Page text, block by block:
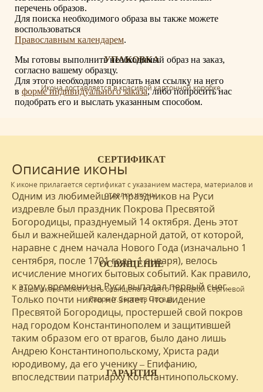
УПАКОВКА
Икона доставляется в красивой картонной коробке.
СЕРТИФИКАТ
К иконе прилагается сертификат с указанием мастера, материалов и
отделки иконы.
ОСВЯЩЕНИЕ
Ваша икона может быть освящена в Свято-Троицкой Сергиевой
Лавре (г.Сергиев Посад).
ГАРАНТИЯ
перечень образов.
Для поиска необходимого образа вы также можете
воспользоваться
Православным календарем.
Мы готовы выполнить необходимый образ на заказ,
согласно вашему образцу.
Для этого необходимо прислать нам ссылку на него
в форме индивидуального заказа, либо попросить нас
подобрать его и выслать указанным способом.
Описание иконы
Одним из любимейших праздников на Руси
издревле был праздник Покрова Пресвятой
Богородицы, празднуемый 14 октября. День этот
был и важнейшей календарной датой, от которой,
наравне с днем начала Нового Года (изначально 1
сентября, после 1701 года- 1 января), велось
исчисление многих бытовых событий. Как правило,
к этому времени на Руси выпадал первый снег.
Только почти никто не знает, что видение
Пресвятой Богородицы, простершей свой покров
над городом Константинополем и защитившей
таким образом его от врагов, было дано лишь
Андрею Константинопольскому, Христа ради
юродивому, да его ученику – Епифанию,
впоследствии патриарху Константинопольскому.